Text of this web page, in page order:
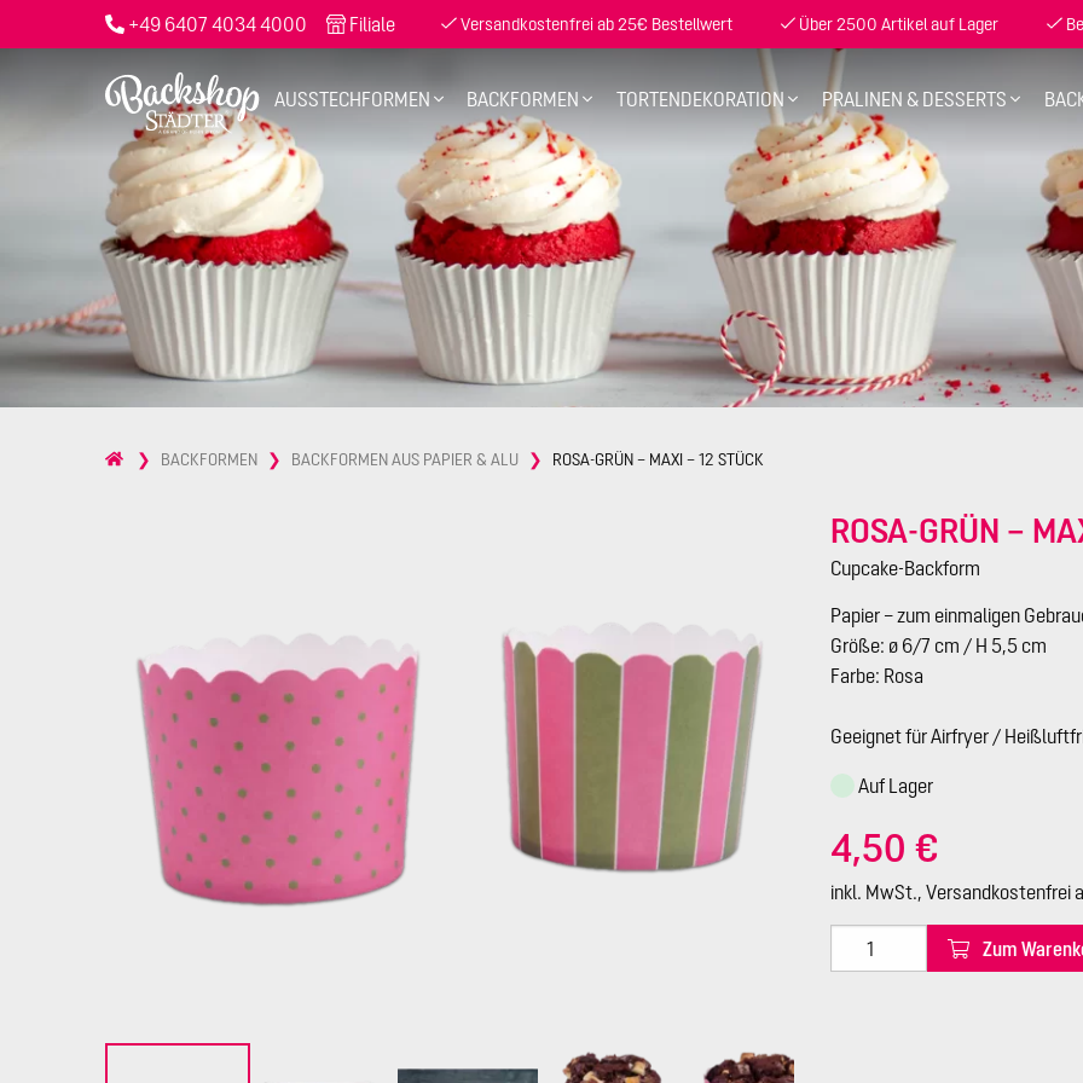
+49 6407 4034 4000 Filiale Versandkostenfrei ab 25€ Bestellwert Über 2500 Artikel auf Lager
AUSSTECHFORMEN BACKFORMEN TORTENDEKORATION PRALINEN & DESSERTS
BACKFORMEN BACKFORMEN AUS PAPIER & ALU ROSA-GRÜN – MAXI – 12 STÜCK
ROSA-GRÜN –
Cupcake-Backform
Papier – zum einmaligen
Größe: ø 6/7 cm / H 5,5 cm
Farbe: Rosa
Geeignet für Airfryer /
Auf Lager
4,50 €
inkl. MwSt., Versandkostenfrei
Zum